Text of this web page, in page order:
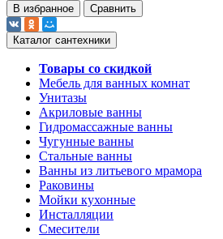
В избранное Сравнить
Каталог сантехники
Товары со скидкой
Мебель для ванных комнат
Унитазы
Акриловые ванны
Гидромассажные ванны
Чугунные ванны
Стальные ванны
Ванны из литьевого мрамора
Раковины
Мойки кухонные
Инсталляции
Смесители